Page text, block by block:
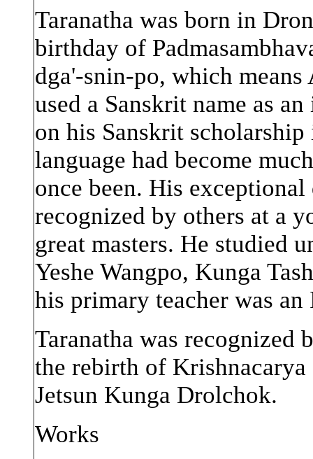
Taranatha was born in
birthday of
dga'-snin-po, which
used a Sanskrit name as
on his Sanskrit
language had become
once been. His
recognized by others at a
great masters. He studied
Yeshe Wangpo, Kunga
his primary teacher was
Taranatha was recognized
the rebirth of Krishnacarya
Jetsun Kunga Drolchok.
Works